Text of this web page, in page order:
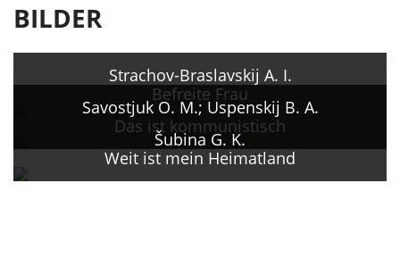
BILDER
Strachov-Braslavskij A. I.
Befreite Frau
Savostjuk O. M.; Uspenskij B. A.
Das ist kommunistisch
Šubina G. K.
Weit ist mein Heimatland